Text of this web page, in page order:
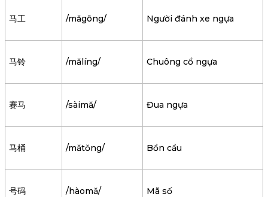
马工 /mǎgōng/ Người đánh xe ngựa
马铃 /mǎlíng/ Chuông cổ ngựa
赛马 /sàimǎ/ Đua ngựa
马桶 /mǎtǒng/ Bồn cầu
号码 /hàomǎ/ Mã số